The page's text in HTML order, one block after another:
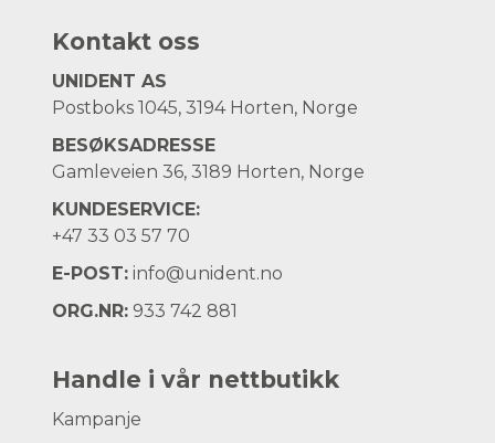
Kontakt oss
UNIDENT AS
Postboks 1045, 3194 Horten, Norge
BESØKSADRESSE
Gamleveien 36, 3189 Horten, Norge
KUNDESERVICE:
+4733 03 57 70
E-POST: info@unident.no
ORG.NR: 933 742 881
Handle i vår nettbutikk
Kampanje